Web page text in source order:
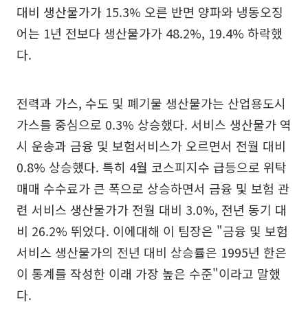
대비 생산물가가 15.3% 오른 반면 양파와 냉동오징
어는 1년 전보다 생산물가가 48.2%, 19.4% 하락했
다.
전력과 가스, 수도 및 폐기물 생산물가는 산업용도시
가스를 중심으로 0.3% 상승했다. 서비스 생산물가 역
시 운송과 금융 및 보험서비스가 오르면서 전월 대비
0.8% 상승했다. 특히 4월 코스피지수 급등으로 위탁
매매 수수료가 큰 폭으로 상승하면서 금융 및 보험 관
련 서비스 생산물가가 전월 대비 3.0%, 전년 동기 대
비 26.2% 뛰었다. 이에대해 이 팀장은 "금융 및 보험
서비스 생산물가의 전년 대비 상승률은 1995년 한은
이 통계를 작성한 이래 가장 높은 수준"이라고 말했
다.